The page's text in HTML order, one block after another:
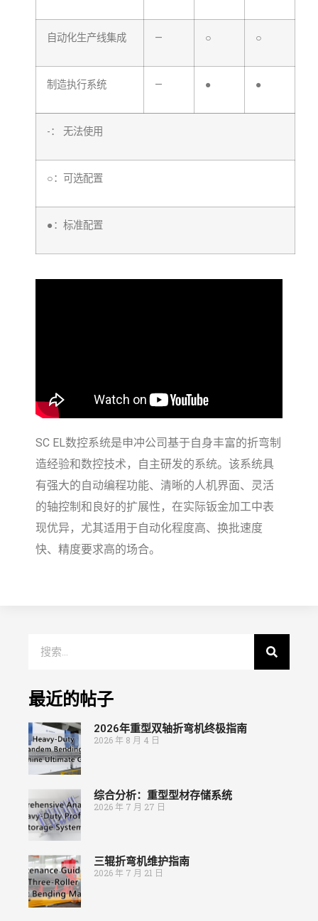
自动化生产线集成 — ○ ○
制造执行系统 — ● ●
-： 无法使用
○：可选配置
●：标准配置
SC EL数控系统是申冲公司基于自身丰富的折弯制
造经验和数控技术，自主研发的系统。该系统具
有强大的自动编程功能、清晰的人机界面、灵活
的轴控制和良好的扩展性，在实际钣金加工中表
现优异，尤其适用于自动化程度高、换批速度
快、精度要求高的场合。
最近的帖子
2026年重型双轴折弯机终极指南
2026 年 8 月 4 日
综合分析：重型型材存储系统
2026 年 7 月 27 日
三辊折弯机维护指南
2026 年 7 月 21 日